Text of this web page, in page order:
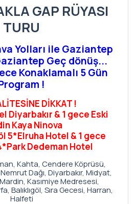
GAP RÜYASI
TURU
Yolları ile Gaziantep
Geç dönüş...
Konaklamalı 5 Gün
!
DİKKAT !
Diyarbakır & 1 gece Eski
Kaya Ninova
5*Elruha Hotel & 1 gece
Dedeman Hotel
Kahta, Cendere Köprüsü,
Dağı, Diyarbakır, Midyat,
Kasımiye Medresesi,
Balıklıgöl, Sıra Gecesi, Harran,
Halfeti